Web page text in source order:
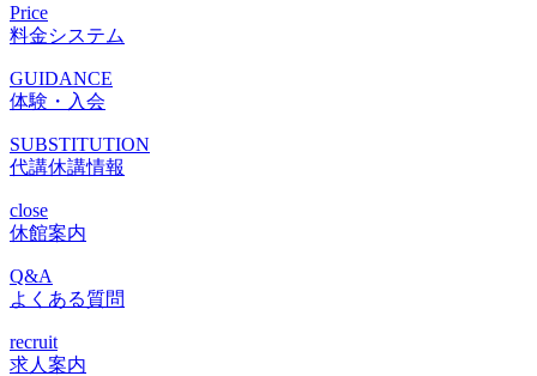
Price
料金システム
GUIDANCE
体験・入会
SUBSTITUTION
代講休講情報
close
休館案内
Q&A
よくある質問
recruit
求人案内